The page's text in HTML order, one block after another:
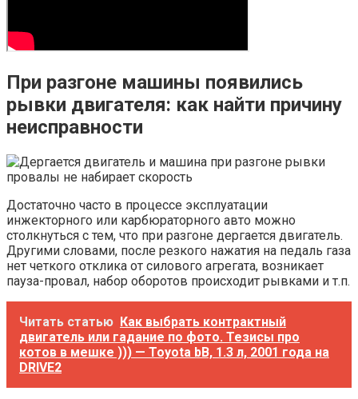
При разгоне машины появились
рывки двигателя: как найти причину
неисправности
Достаточно часто в процессе эксплуатации
инжекторного или карбюраторного авто можно
столкнуться с тем, что при разгоне дергается двигатель.
Другими словами, после резкого нажатия на педаль газа
нет четкого отклика от силового агрегата, возникает
пауза-провал, набор оборотов происходит рывками и т.п.
Читать статью Как выбрать контрактный
двигатель или гадание по фото. Тезисы про
котов в мешке ))) — Toyota bB, 1.3 л, 2001 года на
DRIVE2